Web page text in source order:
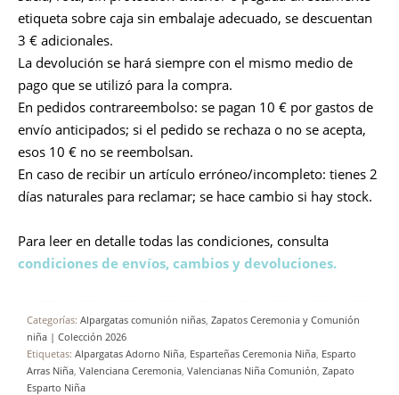
etiqueta sobre caja sin embalaje adecuado, se descuentan
3 € adicionales.
La devolución se hará siempre con el mismo medio de
pago que se utilizó para la compra.
En pedidos contrareembolso: se pagan 10 € por gastos de
envío anticipados; si el pedido se rechaza o no se acepta,
esos 10 € no se reembolsan.
En caso de recibir un artículo erróneo/incompleto: tienes 2
días naturales para reclamar; se hace cambio si hay stock.
Para leer en detalle todas las condiciones, consulta
condiciones de envíos, cambios y devoluciones.
Categorías: Alpargatas comunión niñas Zapatos Ceremonia y Comunión
niña | Colección 2026
Etiquetas: Alpargatas Adorno Niña Esparteñas Ceremonia Niña Esparto
Arras Niña Valenciana Ceremonia Valencianas Niña Comunión Zapato
Esparto Niña